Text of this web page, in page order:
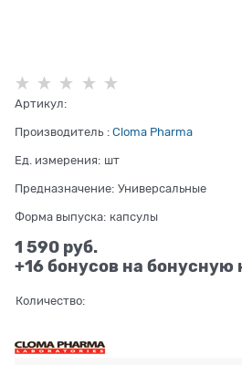
Артикул:
Производитель : Cloma Pharma
Ед. измерения: шт
Предназначение: Универсальные
Форма выпуска: капсулы
1 590 руб.
+16 бонусов на бонусную
Количество: